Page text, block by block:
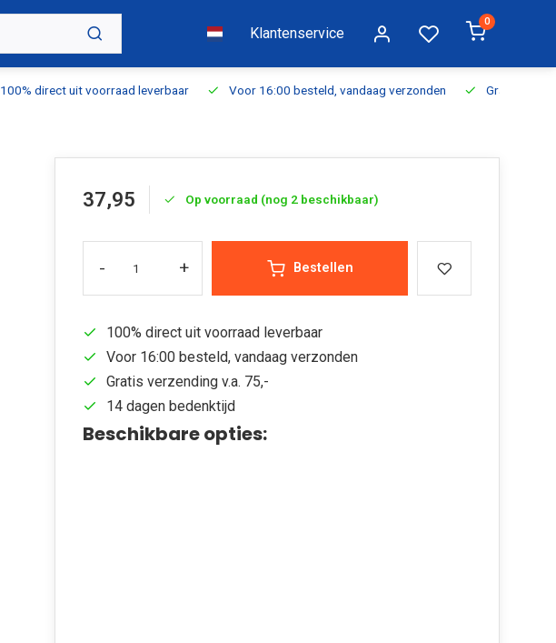
Klantenservice
0
100% direct uit voorraad leverbaar Voor 16:00 besteld, vandaag verzonden Gratis
37,95 Op voorraad (nog 2 beschikbaar)
- + Bestellen
100% direct uit voorraad leverbaar
Voor 16:00 besteld, vandaag verzonden
Gratis verzending v.a. 75,-
14 dagen bedenktijd
Beschikbare opties: